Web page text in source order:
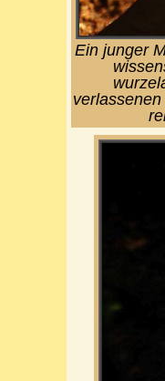
Ein junger